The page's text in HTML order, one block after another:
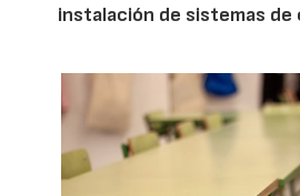
instalación de sistemas de